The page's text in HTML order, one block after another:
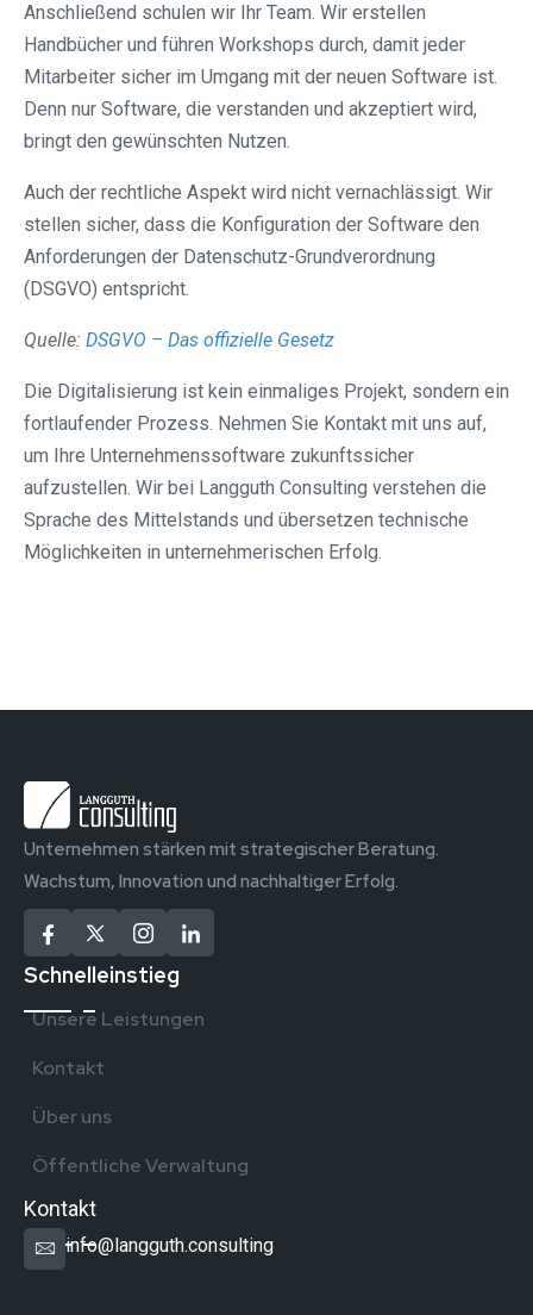
Anschließend schulen wir Ihr Team. Wir erstellen
Handbücher und führen Workshops durch, damit jeder
Mitarbeiter sicher im Umgang mit der neuen Software ist.
Denn nur Software, die verstanden und akzeptiert wird,
bringt den gewünschten Nutzen.
Auch der rechtliche Aspekt wird nicht vernachlässigt. Wir
stellen sicher, dass die Konfiguration der Software den
Anforderungen der Datenschutz-Grundverordnung
(DSGVO) entspricht.
Quelle: DSGVO – Das offizielle Gesetz
Die Digitalisierung ist kein einmaliges Projekt, sondern ein
fortlaufender Prozess. Nehmen Sie Kontakt mit uns auf,
um Ihre Unternehmenssoftware zukunftssicher
aufzustellen. Wir bei Langguth Consulting verstehen die
Sprache des Mittelstands und übersetzen technische
Möglichkeiten in unternehmerischen Erfolg.
Unternehmen stärken mit strategischer Beratung.
Wachstum, Innovation und nachhaltiger Erfolg.
Schnelleinstieg
Unsere Leistungen
Kontakt
Über uns
Öffentliche Verwaltung
Kontakt
info@langguth.consulting